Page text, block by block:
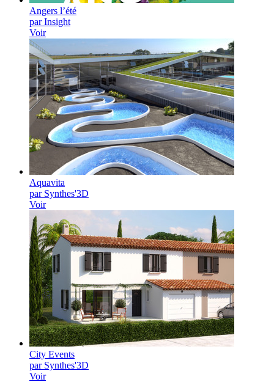
Angers l’été
par Insight
Voir
Aquavita
par Synthes'3D
Voir
City Events
par Synthes'3D
Voir